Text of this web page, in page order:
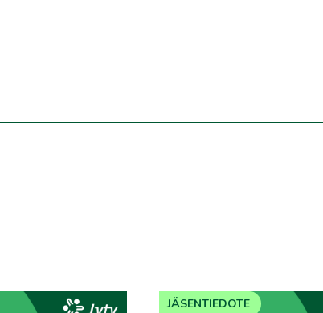
JÄSENTIEDOTE